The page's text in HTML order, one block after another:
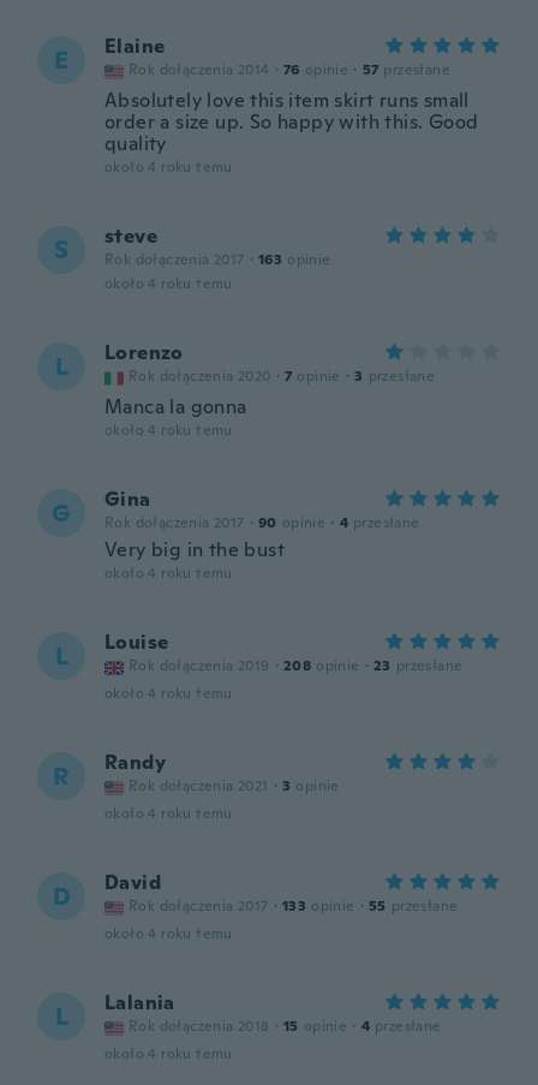
E Elaine
Rok dołączenia 2014 · 76 opinie · 57 przesłane
Absolutely love this item skirt runs small
order a size up. So happy with this. Good
quality
około 4 roku temu
S steve
Rok dołączenia 2017 · 163 opinie
około 4 roku temu
L Lorenzo
Rok dołączenia 2020 · 7 opinie · 3 przesłane
Manca la gonna
około 4 roku temu
G Gina
Rok dołączenia 2017 · 90 opinie · 4 przesłane
Very big in the bust
około 4 roku temu
L Louise
Rok dołączenia 2019 · 208 opinie · 23 przesłane
około 4 roku temu
R Randy
Rok dołączenia 2021 · 3 opinie
około 4 roku temu
D David
Rok dołączenia 2017 · 133 opinie · 55 przesłane
około 4 roku temu
L Lalania
Rok dołączenia 2018 · 15 opinie · 4 przesłane
około 4 roku temu